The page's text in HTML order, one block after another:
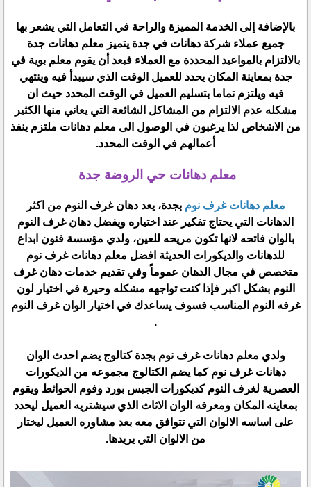
بالإضافة إلى الخدمة المميزة والراحة في التعامل التي يشعر بها
جميع عملاء شركة دهانات في جدة يتميز معلم دهانات جدة
بالالتزام بالمواعيد المحددة مع العملاء فبعد أن يقوم معلم بوية في
جدة بمعاينة المكان يحدد للعميل الوقت الذي سيبدأ فيه وينتهي
فيه ويلتزم تماما بتسليم العميل في الوقت المحدد حيث ان
مشكله عدم الالتزام من المشاكل الشائعة التي يعاني منها الكثير
من الاشخاص لذا يرغبون في الوصول الى معلم دهانات ملتزم ينفذ
أعمالهم في الوقت المحدد.
معلم دهانات حي الروضة جدة
معلم دهانات غرف نوم بجدة، يعد دهان غرف النوم من اكثر
الدهانات التي يحتاج تفكير عند اختياره ويفضل دهان غرف النوم
بالوان فاتحه لانها تكون مريحه للعين، ولدي مؤسسة فنون ابداع
للدهانات والديكورات الحديثة افضل معلم دهانات غرف نوم
متخصص في مجال الدهان عموماً وفي تقديم خدمات دهان غرف
النوم بشكل اكبر فإذا كنت تواجهه مشكله وحيرة في اختيار لون
غرفه النوم المناسب فسوف يساعدك في اختيار الوان غرف النوم
.
ولدي معلم دهانات غرف نوم بجدة كتالوج يضم احدث الوان
دهانات غرف نوم كما يضم الكتالوج مجموعه من الديكورات
العصرية لغرف النوم كديكورات الجبس بورد وفوم الحوائط ويقوم
بمعاينه المكان ومعرفه الوان الاثاث الذي سيشتريه العميل ليحدد
على اساسه الالوان التي تتوافق معه بعد مشاوره العميل ليختار
من الالوان التي يريدها.